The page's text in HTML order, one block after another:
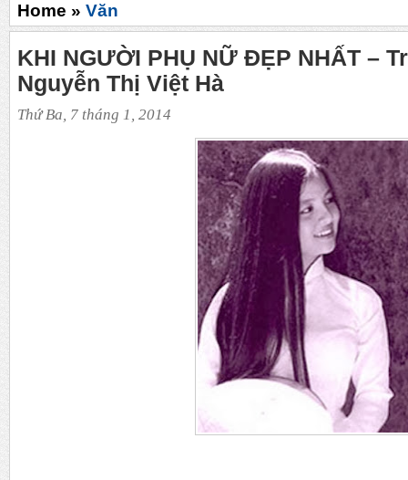
Home » Văn
KHI NGƯỜI PHỤ NỮ ĐẸP NHẤT –
Nguyễn Thị Việt Hà
Thứ Ba, 7 tháng 1, 2014